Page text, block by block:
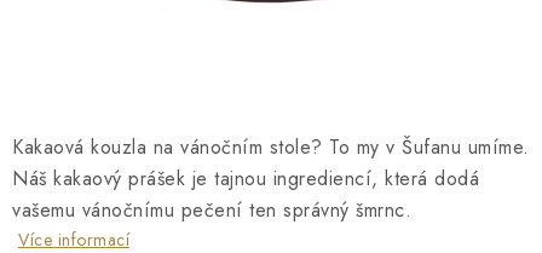
Kakaová kouzla na vánočním stole? To my v Šufanu umíme.
Náš kakaový prášek je tajnou ingrediencí, která dodá
vašemu vánočnímu pečení ten správný šmrnc.
Více informací